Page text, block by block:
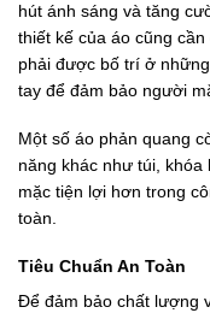
hút ánh sáng và tăng
thiết kế của áo cũng
phải được bố trí ở
tay để đảm bảo người
Một số áo phản quang
năng khác như túi,
mặc tiện lợi hơn trong
toàn.
Tiêu Chuẩn An Toàn
Để đảm bảo chất lượng